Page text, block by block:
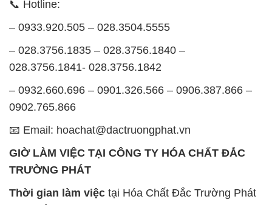
0902.765.866
📧 Email: hoachat@dactruongphat.vn
TRƯỜNG PHÁT
được tổ chức như sau:
Thứ 2 đến thứ 6: Buổi sáng: từ 8h đến 11h – Buổi
chiều: từ 12h30 đến 17h
Thứ 7: Buổi sáng: từ 8h đến 11h – Buổi chiều: từ